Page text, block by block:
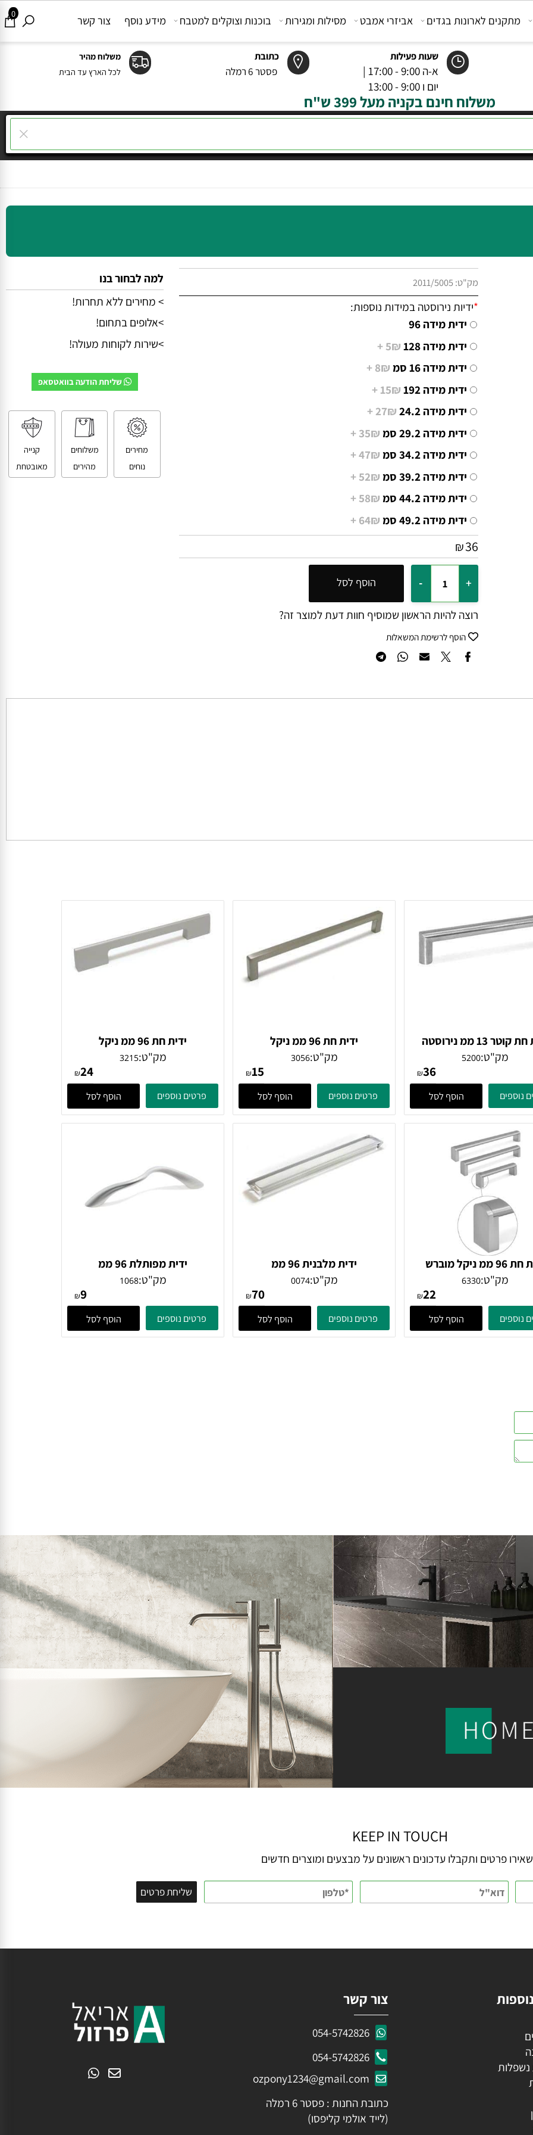
שעות פעילות
א-ה 9:00 - 17:00 |
יום ו 9:00 - 13:00
כתובת
פסטר 6 רמלה
משלוח מהיר
לכל הארץ עד הבית
0 לארונות בגדים אביזרי אמבט מסילות ומגירות בוכנות וצוקלים למטבח מידע נוסף צור קשר
משלוח חינם בקניה מעל 399 ש"ח
מק"ט:2011/5005
ידיות נירוסטה במידות נוספות:
5₪ +
ידית מידה 16 סמ 8₪ +
ידית מידה 192 15₪ +
ידית מידה 24.2 27₪ +
ידית מידה 29.2 סמ
35₪ +
ידית מידה 34.2 סמ
47₪ +
ידית מידה 39.2 סמ 52₪ +
ידית מידה 44.2 סמ
58₪ +
ידית מידה 49.2 סמ
₪
הוסף לסל
רוצה להיות הראשון שמוסיף חוות דעת למוצר זה?
הוסף לרשימת המשאלות
למה לבחור בנו
>אלופים בתחום!
מחירים משלוחים קנייה
נירוסטה
מק"ט:5200
₪36
הוסף לסל
ידית חת 96 ממ ניקל
מק"ט:
₪15
פרטים נוספים
ידית חת 96 ממ ניקל
מק"ט:
₪24
ידית חת 96 ממ ניקל מוברש
נירוסטה מט
מק"ט:6330
ידית מלבנית 96 ממ
מק"ט:0074
ידית מפותלת 96 ממ
מק"ט: 1068
צור קשר
054-5742826